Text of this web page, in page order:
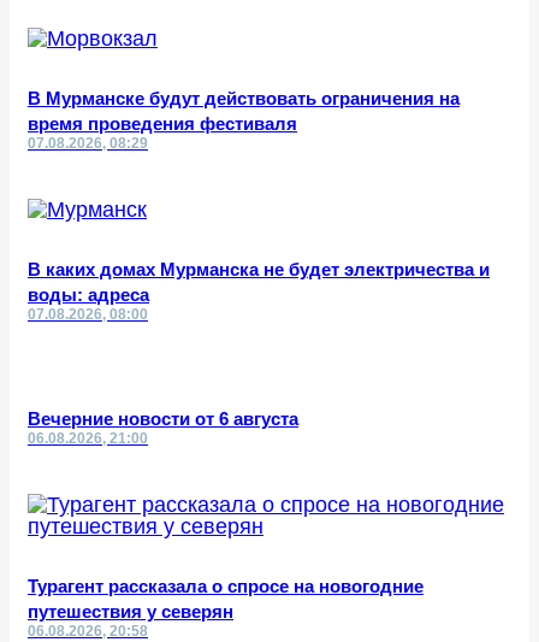
В Мурманске будут действовать ограничения на
время проведения фестиваля
07.08.2026, 08:29
В каких домах Мурманска не будет электричества и
воды: адреса
07.08.2026, 08:00
Вечерние новости от 6 августа
06.08.2026, 21:00
Турагент рассказала о спросе на новогодние
путешествия у северян
06.08.2026, 20:58